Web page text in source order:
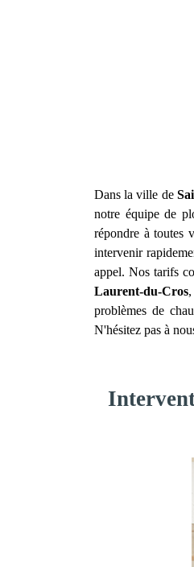
Dans la ville de
notre équipe de
répondre à toutes
intervenir
appel. Nos tarifs
Laurent-du-Cros
problèmes de
N'hésitez pas à